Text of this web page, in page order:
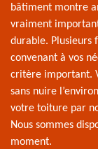
bâtiment montre
vraiment
durable. Plusieurs
convenant à vos
critère important.
sans nuire
votre toiture par
Nous sommes
moment.